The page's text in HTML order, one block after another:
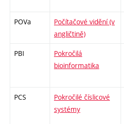
POVa
Počítačové vidění (v
angličtině)
PBI
Pokročilá
bioinformatika
PCS
Pokročilé číslicové
systémy